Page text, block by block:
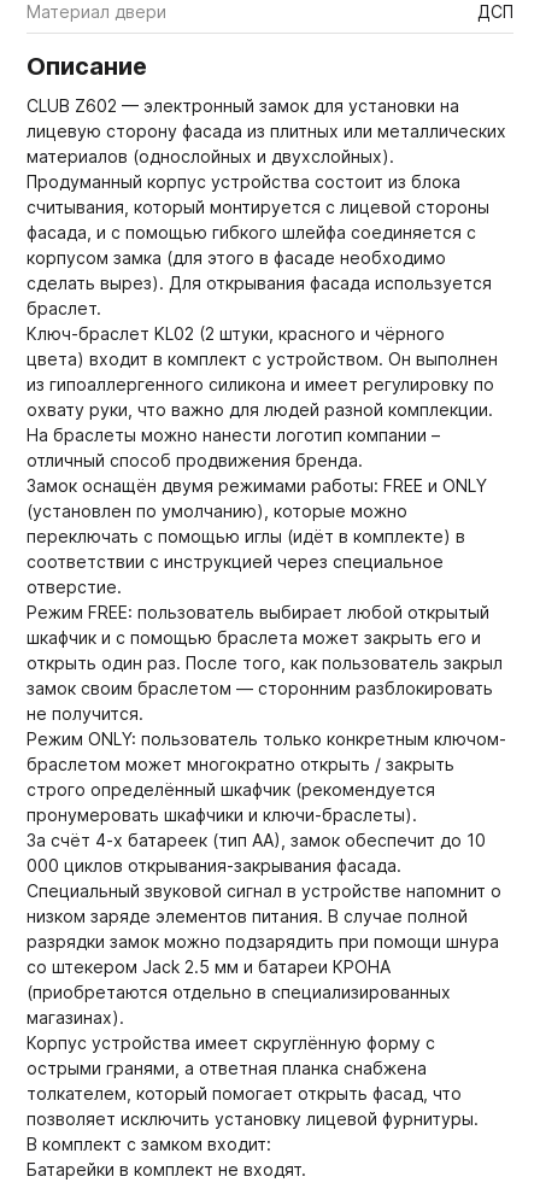
Материал двери ДСП
Описание
CLUB Z602 — электронный замок для установки на
лицевую сторону фасада из плитных или металлических
материалов (однослойных и двухслойных).
Продуманный корпус устройства состоит из блока
считывания, который монтируется с лицевой стороны
фасада, и с помощью гибкого шлейфа соединяется с
корпусом замка (для этого в фасаде необходимо
сделать вырез). Для открывания фасада используется
браслет.
Ключ-браслет KL02 (2 штуки, красного и чёрного
цвета) входит в комплект с устройством. Он выполнен
из гипоаллергенного силикона и имеет регулировку по
охвату руки, что важно для людей разной комплекции.
На браслеты можно нанести логотип компании –
отличный способ продвижения бренда.
Замок оснащён двумя режимами работы: FREE и ONLY
(установлен по умолчанию), которые можно
переключать с помощью иглы (идёт в комплекте) в
соответствии с инструкцией через специальное
отверстие.
Режим FREE: пользователь выбирает любой открытый
шкафчик и с помощью браслета может закрыть его и
открыть один раз. После того, как пользователь закрыл
замок своим браслетом — сторонним разблокировать
не получится.
Режим ONLY: пользователь только конкретным ключом-
браслетом может многократно открыть / закрыть
строго определённый шкафчик (рекомендуется
пронумеровать шкафчики и ключи-браслеты).
За счёт 4-х батареек (тип АА), замок обеспечит до 10
000 циклов открывания-закрывания фасада.
Специальный звуковой сигнал в устройстве напомнит о
низком заряде элементов питания. В случае полной
разрядки замок можно подзарядить при помощи шнура
со штекером Jack 2.5 мм и батареи КРОНА
(приобретаются отдельно в специализированных
магазинах).
Корпус устройства имеет скруглённую форму с
острыми гранями, а ответная планка снабжена
толкателем, который помогает открыть фасад, что
позволяет исключить установку лицевой фурнитуры.
В комплект с замком входит:
Батарейки в комплект не входят.